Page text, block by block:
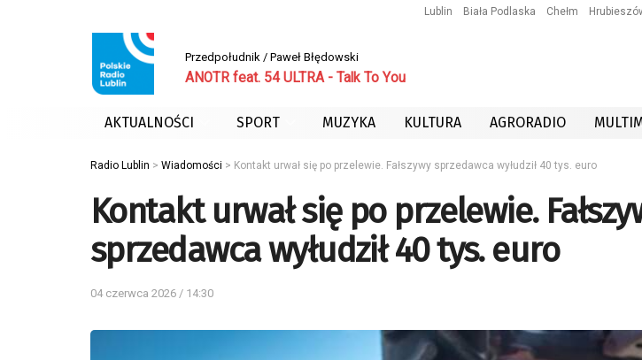
Lublin Biała Podlaska Chełm
Przedpołudnik / Paweł Błędowski
ANOTR feat. 54 ULTRA - Talk To You
AKTUALNOŚCI SPORT MUZYKA KULTURA AGRORADIO
Radio Lublin > Wiadomości > Kontakt urwał się po przelewie. Fałszywy sprzedawca wyłudził 40 tys. euro
Kontakt urwał się po przelewie.
sprzedawca wyłudził 40 tys. euro
04 czerwca 2026 / 14:30